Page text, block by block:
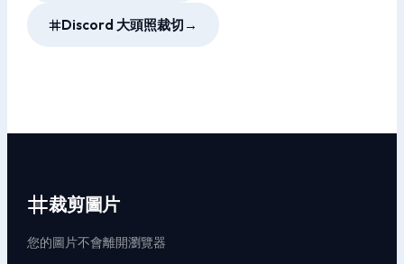
Discord 大頭照裁切 →
裁剪圖片
您的圖片不會離開瀏覽器